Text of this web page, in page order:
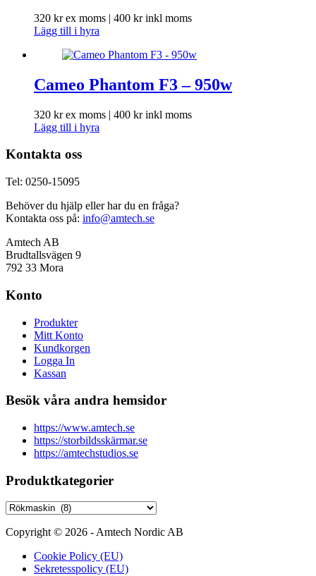
320 krex moms | 400 krinkl moms
Lägg till i hyra
Cameo Phantom F3 – 950w
320 krex moms | 400 krinkl moms
Lägg till i hyra
Kontakta oss
Tel: 0250-15095
Behöver du hjälp eller har du en fråga?
Kontakta oss på: info@amtech.se
Amtech AB
Brudtallsvägen 9
792 33 Mora
Konto
Produkter
Mitt Konto
Kundkorgen
Logga In
Kassan
Besök våra andra hemsidor
https://www.amtech.se
https://storbildsskärmar.se
https://amtechstudios.se
Produktkategorier
Copyright © 2026 - Amtech Nordic AB
Cookie Policy (EU)
Sekretesspolicy (EU)